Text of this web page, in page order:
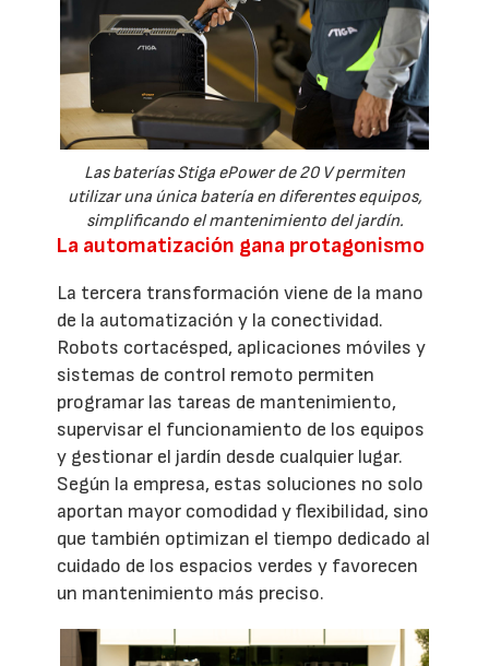
Las baterías Stiga ePower de 20 V permiten
utilizar una única batería en diferentes equipos,
simplificando el mantenimiento del jardín.
La automatización gana protagonismo
La tercera transformación viene de la mano
de la automatización y la conectividad.
Robots cortacésped, aplicaciones móviles y
sistemas de control remoto permiten
programar las tareas de mantenimiento,
supervisar el funcionamiento de los equipos
y gestionar el jardín desde cualquier lugar.
Según la empresa, estas soluciones no solo
aportan mayor comodidad y flexibilidad, sino
que también optimizan el tiempo dedicado al
cuidado de los espacios verdes y favorecen
un mantenimiento más preciso.